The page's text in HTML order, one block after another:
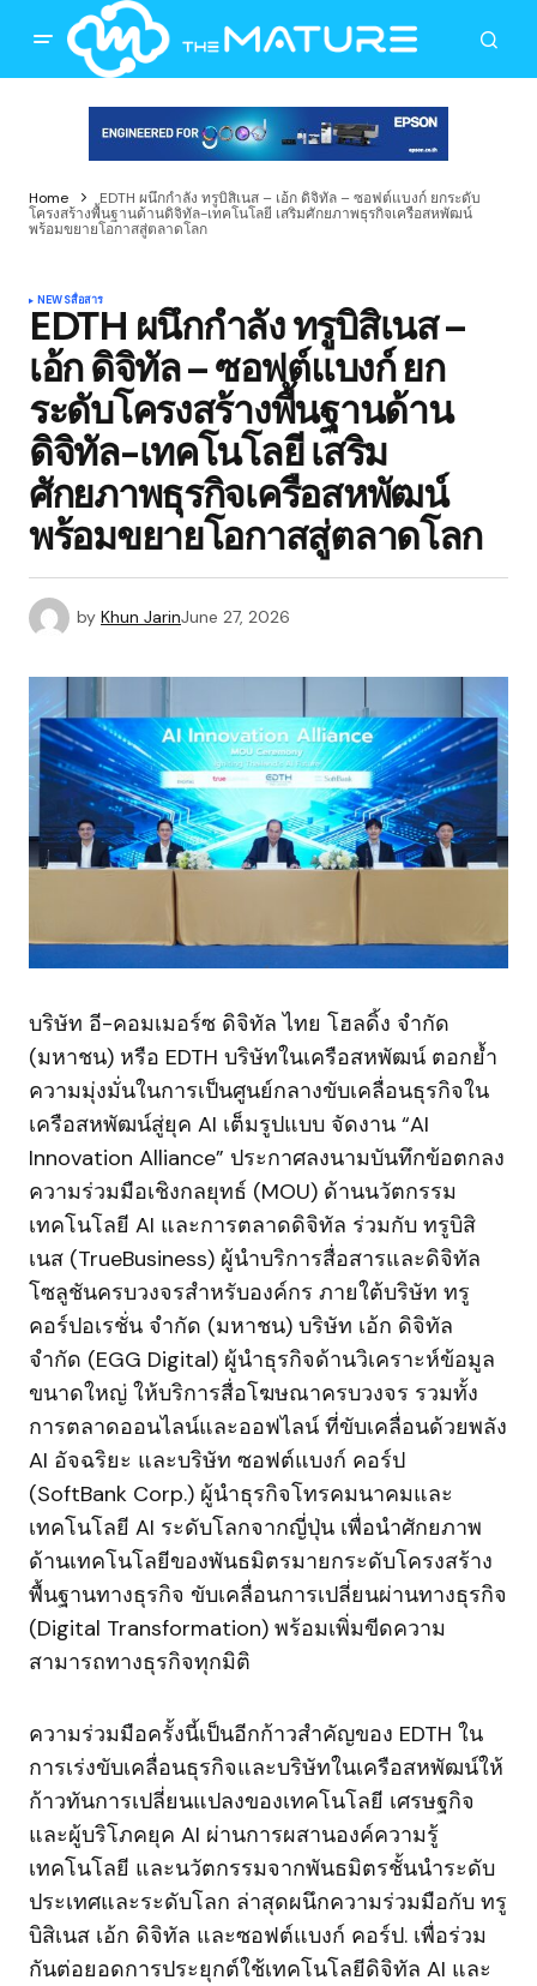
Home
EDTH ผนึกกำลัง ทรูบิสิเนส – เอ้ก ดิจิทัล – ซอฟต์แบงก์ ยกระดับ
โครงสร้างพื้นฐานด้านดิจิทัล-เทคโนโลยี เสริมศักยภาพธุรกิจเครือสหพัฒน์
พร้อมขยายโอกาสสู่ตลาดโลก
NEWSสื่อสาร
EDTH ผนึกกำลัง ทรูบิสิเนส –
เอ้ก ดิจิทัล – ซอฟต์แบงก์ ยก
ระดับโครงสร้างพื้นฐานด้าน
ดิจิทัล-เทคโนโลยี เสริม
ศักยภาพธุรกิจเครือสหพัฒน์
พร้อมขยายโอกาสสู่ตลาดโลก
by Khun JarinJune 27, 2026
บริษัท อี-คอมเมอร์ซ ดิจิทัล ไทย โฮลดิ้ง จำกัด
(มหาชน) หรือ EDTH บริษัทในเครือสหพัฒน์ ตอกย้ำ
ความมุ่งมั่นในการเป็นศูนย์กลางขับเคลื่อนธุรกิจใน
เครือสหพัฒน์สู่ยุค AI เต็มรูปแบบ จัดงาน “AI
Innovation Alliance” ประกาศลงนามบันทึกข้อตกลง
ความร่วมมือเชิงกลยุทธ์ (MOU) ด้านนวัตกรรม
เทคโนโลยี AI และการตลาดดิจิทัล ร่วมกับ ทรูบิสิ
เนส (TrueBusiness) ผู้นำบริการสื่อสารและดิจิทัล
โซลูชันครบวงจรสำหรับองค์กร ภายใต้บริษัท ทรู
คอร์ปอเรชั่น จำกัด (มหาชน) บริษัท เอ้ก ดิจิทัล
จำกัด (EGG Digital) ผู้นำธุรกิจด้านวิเคราะห์ข้อมูล
ขนาดใหญ่ ให้บริการสื่อโฆษณาครบวงจร รวมทั้ง
การตลาดออนไลน์และออฟไลน์ ที่ขับเคลื่อนด้วยพลัง
AI อัจฉริยะ และบริษัท ซอฟต์แบงก์ คอร์ป
(SoftBank Corp.) ผู้นำธุรกิจโทรคมนาคมและ
เทคโนโลยี AI ระดับโลกจากญี่ปุ่น เพื่อนำศักยภาพ
ด้านเทคโนโลยีของพันธมิตรมายกระดับโครงสร้าง
พื้นฐานทางธุรกิจ ขับเคลื่อนการเปลี่ยนผ่านทางธุรกิจ
(Digital Transformation) พร้อมเพิ่มขีดความ
สามารถทางธุรกิจทุกมิติ
ความร่วมมือครั้งนี้เป็นอีกก้าวสำคัญของ EDTH ใน
การเร่งขับเคลื่อนธุรกิจและบริษัทในเครือสหพัฒน์ให้
ก้าวทันการเปลี่ยนแปลงของเทคโนโลยี เศรษฐกิจ
และผู้บริโภคยุค AI ผ่านการผสานองค์ความรู้
เทคโนโลยี และนวัตกรรมจากพันธมิตรชั้นนำระดับ
ประเทศและระดับโลก ล่าสุดผนึกความร่วมมือกับ ทรู
บิสิเนส เอ้ก ดิจิทัล และซอฟต์แบงก์ คอร์ป. เพื่อร่วม
กันต่อยอดการประยุกต์ใช้เทคโนโลยีดิจิทัล AI และ